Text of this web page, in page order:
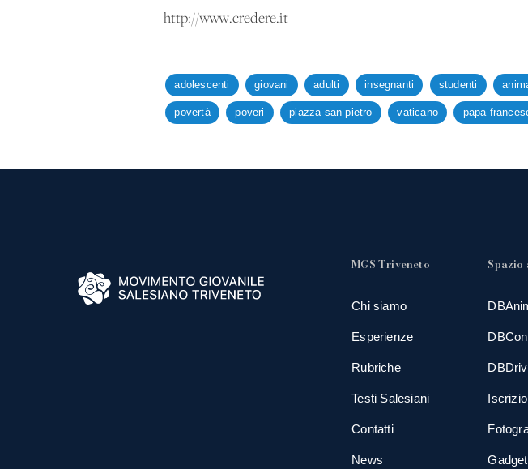
http://www.credere.it
adolescenti giovani adulti insegnanti studenti
povertà poveri piazza san pietro vaticano papa
MGS Triveneto
Chi siamo
Esperienze
Rubriche
Testi Salesiani
Contatti
News
Spazio